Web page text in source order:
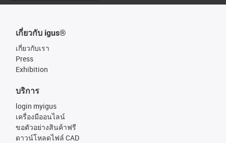
เกี่ยวกับ igus®
เกี่ยวกับเรา
Press
Exhibition
บริการ
login myigus
เครื่องมืออนไลน์
ขอตัวอย่างสินค้าฟรี
ดาวน์โหลดไฟล์ CAD